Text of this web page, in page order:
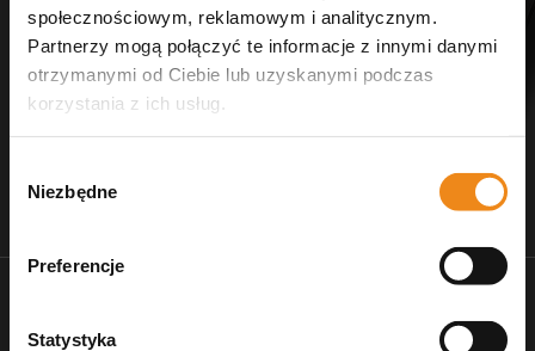
społecznościowym, reklamowym i analitycznym.
Partnerzy mogą połączyć te informacje z innymi danymi
otrzymanymi od Ciebie lub uzyskanymi podczas
korzystania z ich usług.
zgody
Niezbędne
Preferencje
Statystyka